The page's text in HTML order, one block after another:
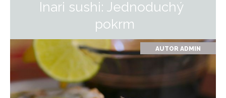
Inari sushi: Jednoduchý
pokrm
AUTOR ADMIN